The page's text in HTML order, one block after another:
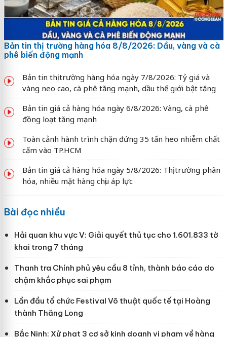
Bản tin thị trường hàng hóa 8/8/2026: Dầu, vàng và cà
phê biến động mạnh
Bản tin thị trường hàng hóa ngày 7/8/2026: Tỷ giá và
vàng neo cao, cà phê tăng mạnh, dầu thế giới bật tăng
Bản tin giá cả hàng hóa ngày 6/8/2026: Vàng, cà phê
đồng loạt tăng mạnh
Toàn cảnh hành trình chặn đứng 35 tấn heo nhiễm chất
cấm vào TP.HCM
Bản tin giá cả hàng hóa ngày 5/8/2026: Thị trường phân
hóa, nhiều mặt hàng chịu áp lực
Bài đọc nhiều
Hải quan khu vực V: Giải quyết thủ tục cho 1.601.833 tờ
khai trong 7 tháng
Thanh tra Chính phủ yêu cầu 8 tỉnh, thành báo cáo do
chậm khắc phục sai phạm
Lần đầu tổ chức Festival Võ thuật quốc tế tại Hoàng
thành Thăng Long
Bắc Ninh: Xử phạt 3 cơ sở kinh doanh vi phạm về hàng